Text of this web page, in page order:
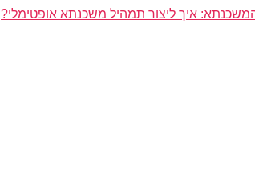
איך ליצור תמהיל משכנתא אופטימלי?